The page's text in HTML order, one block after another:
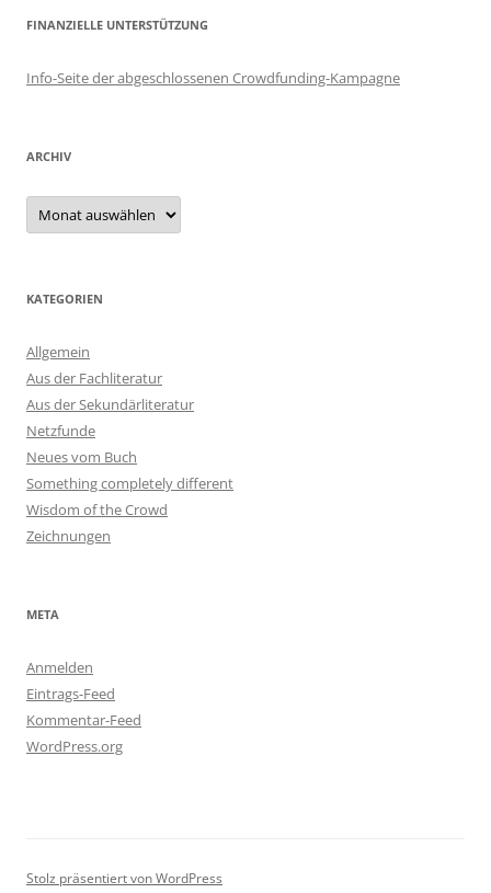
FINANZIELLE UNTERSTÜTZUNG
Info-Seite der abgeschlossenen Crowdfunding-Kampagne
ARCHIV
Archiv
KATEGORIEN
Allgemein
Aus der Fachliteratur
Aus der Sekundärliteratur
Netzfunde
Neues vom Buch
Something completely different
Wisdom of the Crowd
Zeichnungen
META
Anmelden
Eintrags-Feed
Kommentar-Feed
WordPress.org
Stolz präsentiert von WordPress